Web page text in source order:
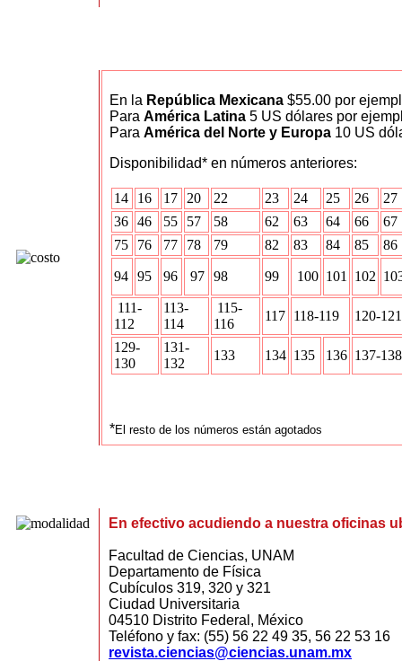
En la República Mexicana $55.00 por
Para América Latina 5 US dólares por
Para América del Norte y Europa 10 US
Disponibilidad* en números anteriores:
14 16 17 20 22 23 24 25 26
27
36 46 55 57 58 62 63 64 66
67
75
76 77 78 79 82 83 84 85 86
94 95 96 97 98 99 100 101 102
111-
112
113-
114
115-
116
117 118-119 120-121
129-
130
131-
132
133 134 135 136 137-138
*El resto de los números están agotados
En efectivo acudiendo a nuestra oficinas
Facultad de Ciencias, UNAM
Departamento de Física
Cubículos 319, 320 y 321
Ciudad Universitaria
04510 Distrito Federal, México
Teléfono y fax: (55) 56 22 49 35, 56 22 53 16
revista.ciencias@ciencias.unam.mx